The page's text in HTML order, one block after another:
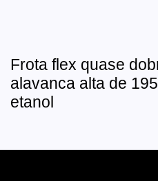
Frota flex quase
alavanca alta de
etanol